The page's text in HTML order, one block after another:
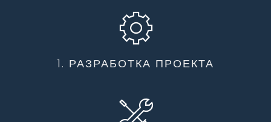
1. РАЗРАБОТКА ПРОЕКТА